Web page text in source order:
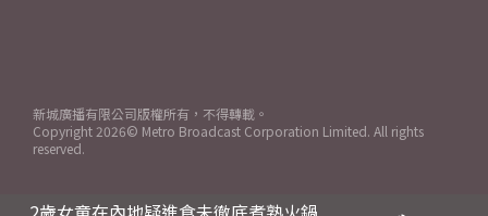
新城廣播有限公司版權所有，不得轉載。
Copyright 2026© Metro Broadcast Corporation Limited. All rights
reserved.